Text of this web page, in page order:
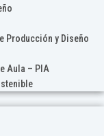
Producción y Diseño
Aula – PIA